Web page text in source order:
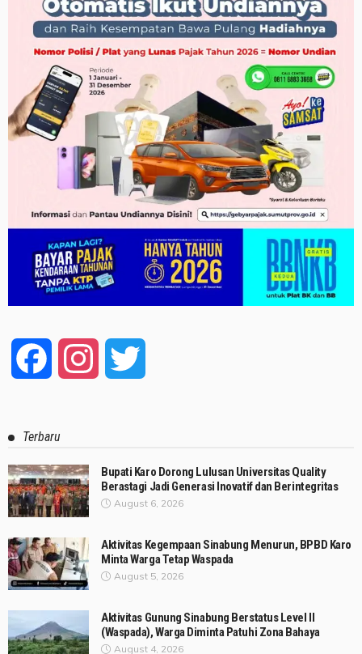
Facebook Instagram
Terbaru
Bupati Karo Dorong Lulusan Universitas Quality
Berastagi Jadi Generasi Inovatif dan Berintegritas
August 6, 2026
Aktivitas Kegempaan Sinabung Menurun, BPBD Karo
Minta Warga Tetap Waspada
August 5, 2026
Aktivitas Gunung Sinabung Berstatus Level II
(Waspada), Warga Diminta Patuhi Zona Bahaya
August 4, 2026